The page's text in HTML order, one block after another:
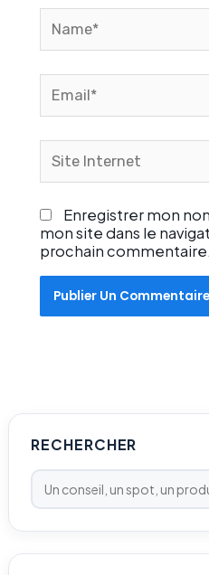
Internet
Enregistrer mon
mon site dans le
prochain commentaire.
RECHERCHER